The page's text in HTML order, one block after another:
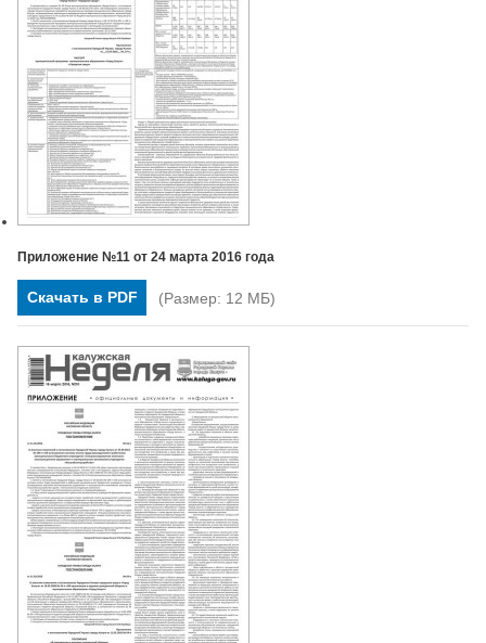
Приложение №11 от 24 марта 2016 года
Скачать в PDF (Размер: 12 МБ)